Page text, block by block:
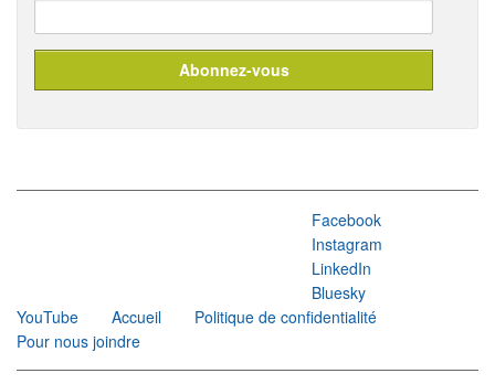
Facebook
Instagram
LinkedIn
Bluesky
YouTube
Accueil
Politique de confidentialité
Pour nous joindre